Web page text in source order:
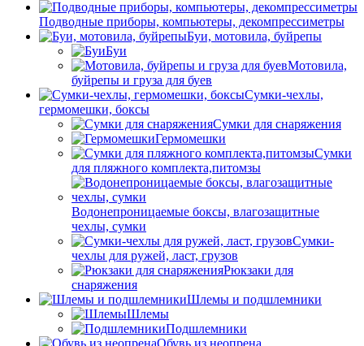
Подводные приборы, компьютеры, декомпрессиметры
Буи, мотовила, буйрепы
Буи
Мотовила,
буйрепы и груза для буев
Сумки-чехлы,
гермомешки, боксы
Сумки для снаряжения
Гермомешки
Сумки
для пляжного комплекта,питомзы
Водонепроницаемые боксы, влагозащитные
чехлы, сумки
Сумки-
чехлы для ружей, ласт, грузов
Рюкзаки для
снаряжения
Шлемы и подшлемники
Шлемы
Подшлемники
Обувь из неопрена